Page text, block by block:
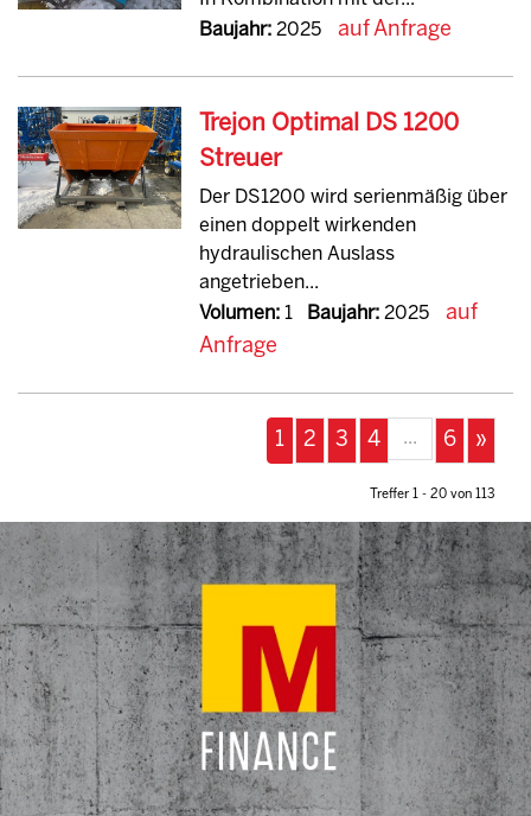
Baujahr:2025 auf Anfrage
Trejon Optimal DS 1200
Streuer
Der DS1200 wird serienmäßig über
einen doppelt wirkenden
hydraulischen Auslass
angetrieben...
Volumen:1 Baujahr:2025
auf
Anfrage
1 2 3 4 ... 6 »
Treffer 1 - 20 von 113